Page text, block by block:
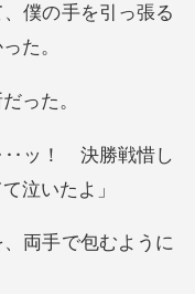
、僕の手を引っ張る
‥ッ！ 決勝戦惜し
両手で包むように